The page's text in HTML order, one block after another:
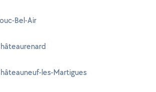
Bel-Air
les-Martigues